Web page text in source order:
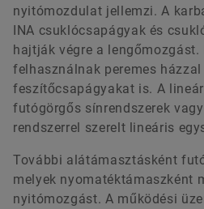
nyitómozdulat jellemzi. A
INA csuklócsapágyak és
hajtják végre a lengőmozgást.
felhasználnak peremes házzal
feszítőcsapágyakat is. A
futógörgős sínrendszerek
rendszerrel szerelt lineáris
További alátámasztásként
melyek nyomatéktámaszként
nyitómozgást. A működési